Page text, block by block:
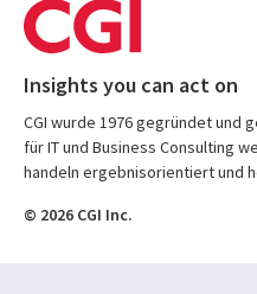
Insights you can act on
CGI wurde 1976 gegründet und
für IT und Business Consulting
handeln ergebnisorientiert und
© 2026 CGI Inc.